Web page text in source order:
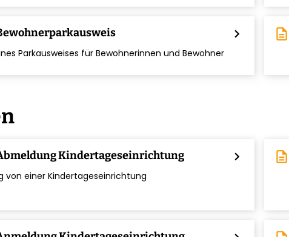
chevron_right
Parkausweises für Bewohnerinnen und Bewohner
description
Kindertageseinrichtung
chevron_right
von einer Kindertageseinrichtung
description